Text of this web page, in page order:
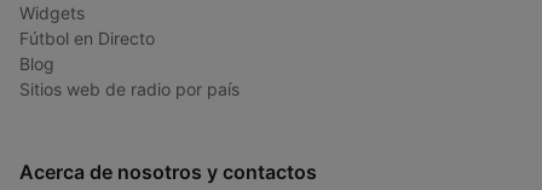
Widgets
Fútbol en Directo
Blog
Sitios web de radio por país
Acerca de nosotros y contactos